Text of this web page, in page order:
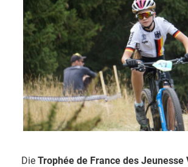
Die Trophée de France des Jeunesse